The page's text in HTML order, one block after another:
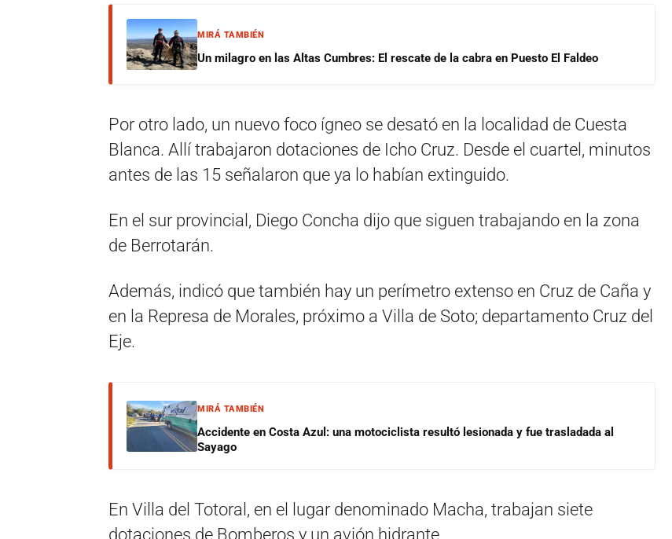
MIRÁ TAMBIÉN
Un milagro en las Altas Cumbres: El rescate de la cabra en Puesto El Faldeo
Por otro lado, un nuevo foco ígneo se desató en la localidad de Cuesta
Blanca. Allí trabajaron dotaciones de Icho Cruz. Desde el cuartel, minutos
antes de las 15 señalaron que ya lo habían extinguido.
En el sur provincial, Diego Concha dijo que siguen trabajando en la zona
de Berrotarán.
Además, indicó que también hay un perímetro extenso en Cruz de Caña y
en la Represa de Morales, próximo a Villa de Soto; departamento Cruz del
Eje.
MIRÁ TAMBIÉN
Accidente en Costa Azul: una motociclista resultó lesionada y fue trasladada al
Sayago
En Villa del Totoral, en el lugar denominado Macha, trabajan siete
dotaciones de Bomberos y un avión hidrante.